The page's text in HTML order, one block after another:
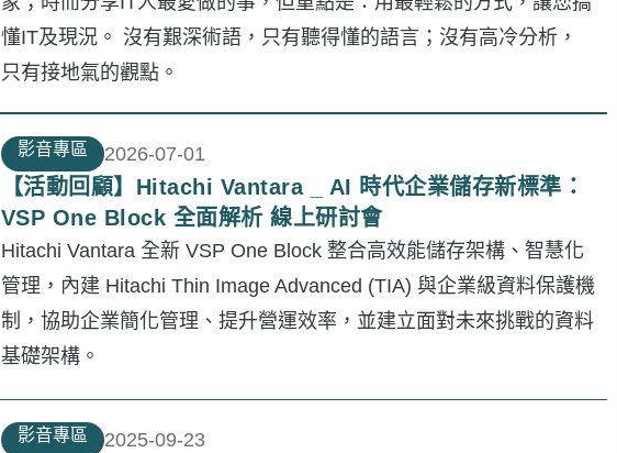
懂IT及現況。 沒有艱深術語，只有聽得懂的語言；沒有高冷分析，
只有接地氣的觀點。
影音專區 2026-07-01
【活動回顧】Hitachi Vantara _ AI 時代企業儲存新標準：
VSP One Block 全面解析 線上研討會
Hitachi Vantara 全新 VSP One Block 整合高效能儲存架構、智慧化
管理，內建 Hitachi Thin Image Advanced (TIA) 與企業級資料保護機
制，協助企業簡化管理、提升營運效率，並建立面對未來挑戰的資料
基礎架構。
影音專區 2025-09-23